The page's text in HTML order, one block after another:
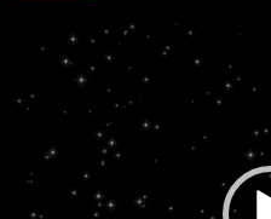
Reproductor
vídeo